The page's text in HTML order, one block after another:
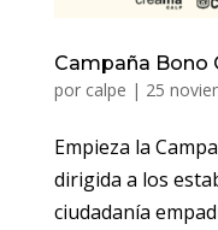
Campaña Bono
por calpe | 25
Empieza la
dirigida a los
ciudadanía